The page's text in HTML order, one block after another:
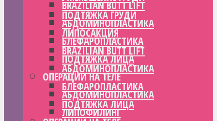
BRAZILIAN BUTT LIFT
АБДОМИНОПЛАСТИКА
БЛЕФАРОПЛАСТИКА
ПОДТЯЖКА ЛИЦА
ОПЕРАЦИИ НА ТЕЛЕ
АБДОМИНОПЛАСТИКА
ЛИПОФИЛИНГ
ПОДТЯЖКА ГРУДИ
ЛИПОСАКЦИЯ
BRAZILIAN BUTT LIFT
АБДОМИНОПЛАСТИКА
БЛЕФАРОПЛАСТИКА
ПОДТЯЖКА ЛИЦА